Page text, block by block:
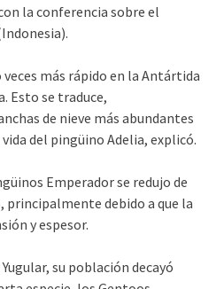
la conferencia sobre el
más rápido en la Antártida
Esto se traduce,
de nieve más abundantes
del pingüino Adelia, explicó.
Emperador se redujo de
debido a que la
y espesor.
su población decayó